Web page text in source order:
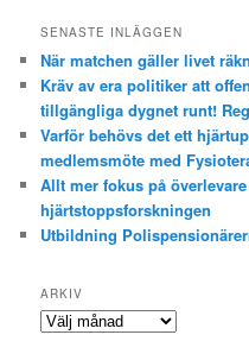
SENASTE INLÄGGEN
När matchen gäller livet
Kräv av era politiker att
tillgängliga dygnet runt!
Varför behövs det ett
medlemsmöte med
Allt mer fokus på
hjärtstoppsforskningen
Utbildning
ARKIV
Arkiv